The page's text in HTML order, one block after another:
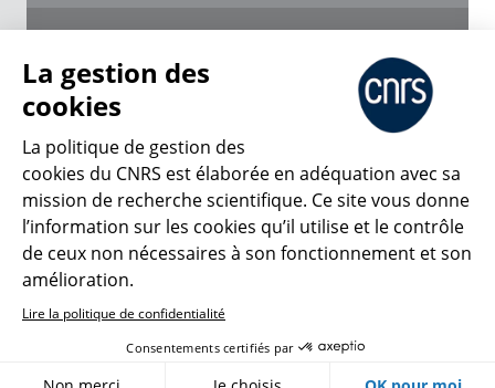
CNRS Le Mag
© 2026, CNRS
Créer un compte Se connecter
Gestion des cookies
La gestion des
cookies
La politique de gestion des
cookies du CNRS est élaborée en adéquation avec sa
mission de recherche scientifique. Ce site vous donne
l’information sur les cookies qu’il utilise et le contrôle
de ceux non nécessaires à son fonctionnement et son
amélioration.
Lire la politique de confidentialité
Consentements certifiés par